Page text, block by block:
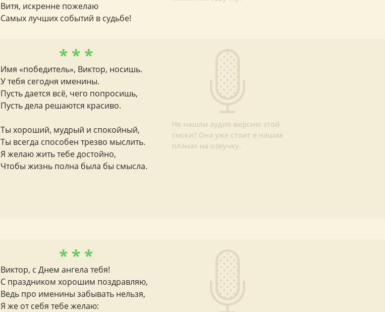
Витя, искренне пожелаю
Самых лучших событий в судьбе!
* * *
Имя «победитель», Виктор, носишь.
У тебя сегодня именины.
Пусть дается всё, чего попросишь,
Пусть дела решаются красиво.
Ты хороший, мудрый и спокойный,
Ты всегда способен трезво мыслить.
Я желаю жить тебе достойно,
Чтобы жизнь полна была бы смысла.
* * *
Виктор, с Днем ангела тебя!
С праздником хорошим поздравляю,
Ведь про именины забывать нельзя,
Я же от себя тебе желаю: